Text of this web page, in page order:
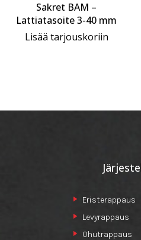
Sakret BAM –
Lattiatasoite 3-40 mm
Lisää tarjouskoriin
Eristerappaus
Levyrappaus
Ohutrappaus